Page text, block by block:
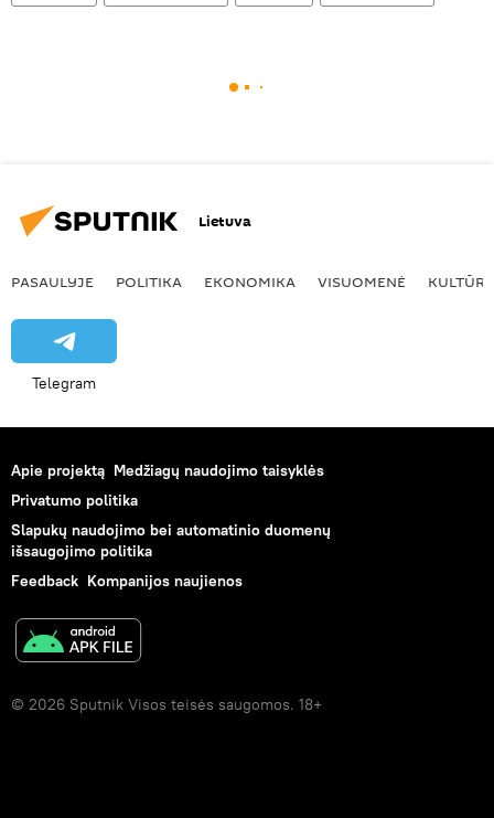
Lietuva
PASAULYJE POLITIKA EKONOMIKA VISUOMENĖ KULTŪRA
Telegram
Apie projektą Medžiagų naudojimo taisyklės
Privatumo politika
Slapukų naudojimo bei automatinio duomenų
išsaugojimo politika
Feedback Kompanijos naujienos
© 2026 Sputnik Visos teisės saugomos. 18+